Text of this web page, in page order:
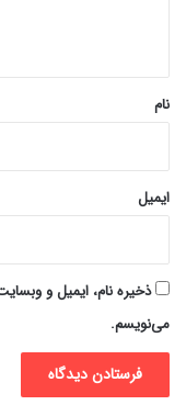
نام
ایمیل
ذخیره نام، ایمیل و
می‌نویسم.